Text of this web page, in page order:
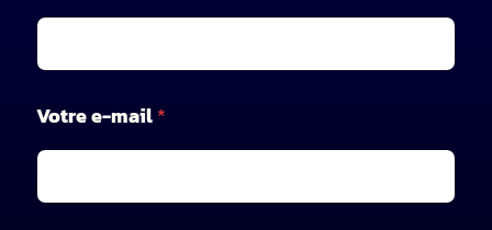
Votre e-mail*